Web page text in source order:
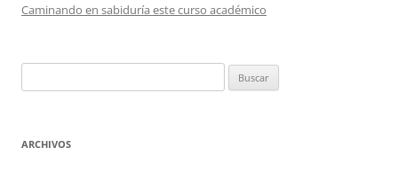
Caminando en sabiduría este curso académico
ARCHIVOS